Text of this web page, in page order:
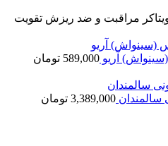
مراقبت و ضد ریزش تقویت
آریو 589,000 تومان
سالمندان 3,389,000 تومان